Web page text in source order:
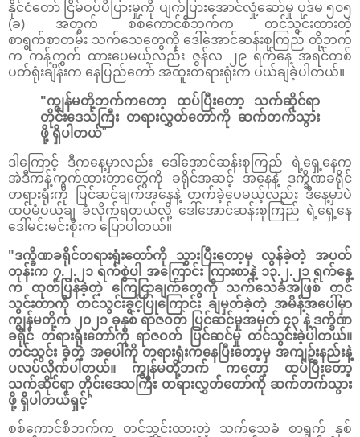
နိုင်ငံတော် ငြိမ်ဝပ်ပိပြားမှုကို ပျက်ပြားအောင်လှုံ့ဆော်မှု ပုဒ်မ ၅၀၅
(ခ) အတွက် စစ်ကောင်စီဘက်က တင်သွင်းထားတဲ့
စာရွက်စာတမ်း သက်သေတွေကို ဒေါ်အောင်ဆန်းစုကြည် တို့ဘက်
က ကန့်ကွက် ထားပေမယ့်လည်း ဇွန်လ ၂၉ ရက်နေ့ အရင်တစ်
ပတ်ရုံးချိန်းက နေပြည်တော် အထူးတရားရုံးက ပယ်ချခဲ့ပါတယ်။
"ကျွန်မတို့ဘက်ကတော့ ထပ်ပြီးတော့ သက်ဆိုင်ရာ
တိုင်းဒေသကြီး တရားလွှတ်တော်ကို ဆက်တက်သွား
ဖို့ ရှိပါတယ်"
ဒါကြောင့် ဒီကနေ့မှာလည်း ဒေါ်အောင်ဆန်းစုကြည် ရဲ့ရှေ့နေက
အဲဒီကန့်ကွက်ထားတာတွေကို ခရိုင်အဆင့် အနေနဲ့ ဒက္ခိဏခရိုင်
တရားရုံးကို ပြင်ဆင်ချက်အနေနဲ့ တက်ခဲ့ပေမယ့်လည်း ဒီနေ့မှာပဲ
ထပ်မံပယ်ချ ခံလိုက်ရတယ်လို့ ဒေါ်အောင်ဆန်းစုကြည် ရဲ့ရှေ့နေ
ဒေါ်မင်းမင်းစိုးက ပြောပါတယ်။
"ဒက္ခိဏခရိုင်တရားရုံးတော်ကို သွားပြီးတော့မှ လွန်ခဲ့တဲ့ အပတ်
တုန်းက ၇.၂.၂၁ ရက်စွဲပါ အကြောင်း ကြားစာနဲ့ ၁၃.၂.၂၁ ရက်နေ့
က ထုတ်ပြန်ခဲ့တဲ့ ကြေငြာချက်တွေကို သက်သေခံအဖြစ် တင်
သွင်းတာကို တင်သွင်းခွင့်ပြုကြောင်း ချမှတ်ခဲ့တဲ့ အမိန့်အပေါ်မှာ
ကျွန်မတို့က ၂၀၂၁ ခုနှစ် ရာဇဝတ် ပြင်ဆင်မှုအမှတ် ၄၃ နဲ့ ဒက္ခိဏ
ခရိုင် တရားရုံးတော်ကို ရာဇဝတ် ပြင်ဆင်မှု တင်သွင်းခဲ့ပါတယ်။
တင်သွင်း ခဲ့တဲ့ အပေါ်ကို တရားရုံးကနေပြီးတော့မှ အကျဉ်းနည်းနဲ့
ပလပ်လိုက်ပါတယ်။ ကျွန်မတို့ဘက် ကတော့ ထပ်ပြီးတော့
သက်ဆိုင်ရာ တိုင်းဒေသကြီး တရားလွှတ်တော်ကို ဆက်တက်သွား
ဖို့ ရှိပါတယ်ရှင့်”
စစ်ကောင်စီဘက်က တင်သွင်းထားတဲ့ သက်သေခံ စာရွက် နှစ်